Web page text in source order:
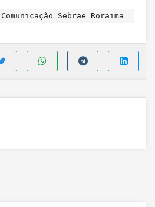
Comunicação Sebrae Roraima